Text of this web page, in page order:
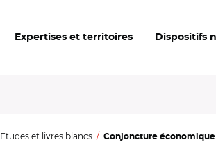
Expertises et territoires Dispositifs
Etudes et livres blancs Conjoncture